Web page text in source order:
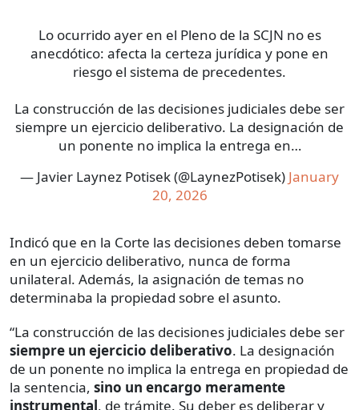
Lo ocurrido ayer en el Pleno de la SCJN no es
anecdótico: afecta la certeza jurídica y pone en
riesgo el sistema de precedentes.
La construcción de las decisiones judiciales debe ser
siempre un ejercicio deliberativo. La designación de
un ponente no implica la entrega en…
— Javier Laynez Potisek (@LaynezPotisek) January
20, 2026
Indicó que en la Corte las decisiones deben tomarse
en un ejercicio deliberativo, nunca de forma
unilateral. Además, la asignación de temas no
determinaba la propiedad sobre el asunto.
“La construcción de las decisiones judiciales debe ser
siempre un ejercicio deliberativo. La designación
de un ponente no implica la entrega en propiedad de
la sentencia, sino un encargo meramente
instrumental, de trámite. Su deber es deliberar y